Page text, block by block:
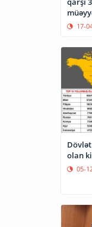
17-
olan
05-